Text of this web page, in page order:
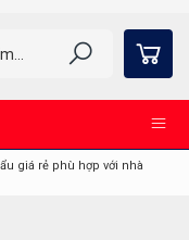
giá rẻ phù hợp với nhà